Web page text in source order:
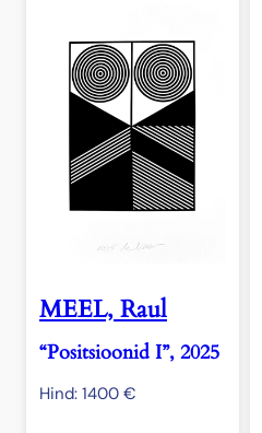
MEEL, Raul
“Positsioonid I”, 2025
Hind: 1400 €